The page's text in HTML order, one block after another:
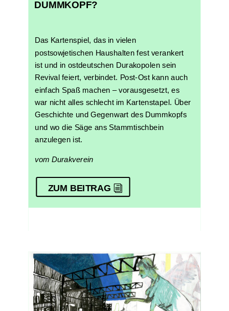
DUMMKOPF?
Das Kartenspiel, das in vielen
postsowjetischen Haushalten fest verankert
ist und in ostdeutschen Durakopolen sein
Revival feiert, verbindet. Post-Ost kann auch
einfach Spaß machen – vorausgesetzt, es
war nicht alles schlecht im Kartenstapel. Über
Geschichte und Gegenwart des Dummkopfs
und wo die Säge ans Stammtischbein
anzulegen ist.
vom Durakverein
ZUM BEITRAG